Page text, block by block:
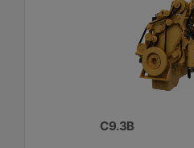
C9.3B